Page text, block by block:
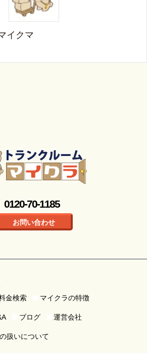
イクマ
0120-70-1185
お問い合わせ
金検索 マイクラの特徴
ブログ 運営会社
扱いについて